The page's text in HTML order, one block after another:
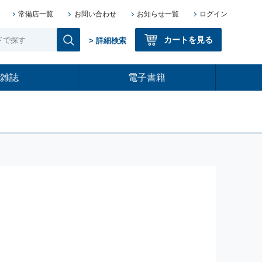
常備店一覧 お問い合わせ お知らせ一覧 ログイン
> 詳細検索 カートを見る
雑誌 電子書籍